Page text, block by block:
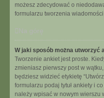
możesz zdecydować o
formularzu tworzenia
Na górę
W jaki sposób można utworzyć
Tworzenie ankiet jest proste.
zmieniasz pierwszy post w
będziesz widzieć etykietę
formularzu podaj tytuł ankiety i
należy wpisać w nowym wierszu